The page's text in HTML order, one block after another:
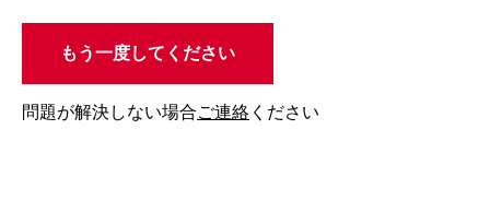
もう一度してください
問題が解決しない場合ご連絡 ください